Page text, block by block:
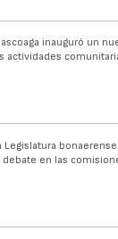
inauguró un
actividades
Legislatura
debate en las